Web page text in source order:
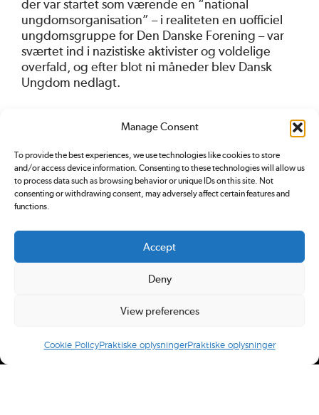
Manage Consent
To provide the best experiences, we use technologies like cookies to store
and/or access device information. Consenting to these technologies will allow us
to process data such as browsing behavior or unique IDs on this site. Not
consenting or withdrawing consent, may adversely affect certain features and
functions.
Accept
Deny
View preferences
Cookie PolicyPraktiske oplysningerPraktiske oplysninger
der var startet som værende en “national
ungdomsorganisation” – i realiteten en uofficiel
ungdomsgruppe for Den Danske Forening – var
sværtet ind i nazistiske aktivister og voldelige
overfald, og efter blot ni måneder blev Dansk
Ungdom nedlagt.